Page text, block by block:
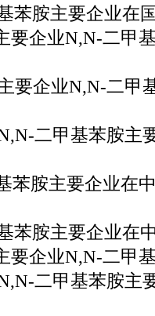
苯胺主要企业在
要企业N,N-二甲
要企业N,N-二甲
二甲基苯胺主
苯胺主要企业在
苯胺主要企业在
要企业N,N-二甲
二甲基苯胺主